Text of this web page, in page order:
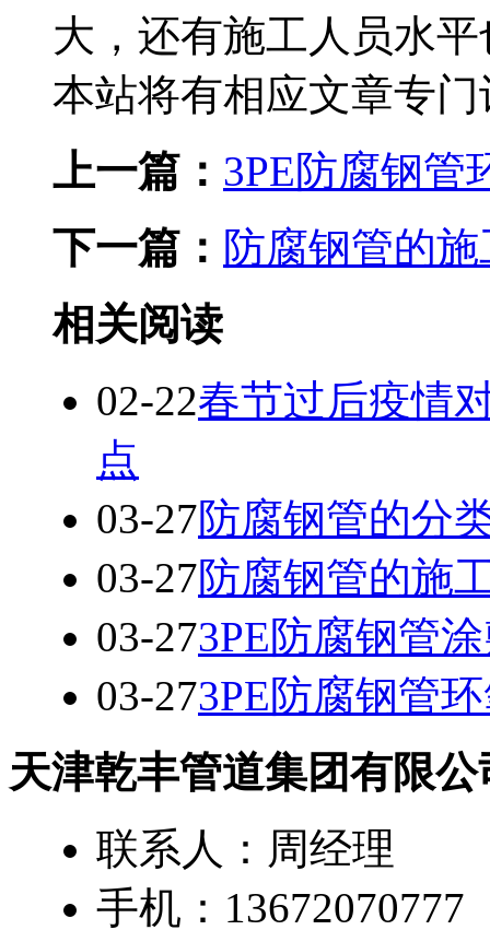
大，还有施工人员水
本站将有相应文章专
上一篇： 3PE防腐钢管
下一篇： 防腐钢管的
相关阅读
02-22春节过后疫情
点
03-27防腐钢管的分
03-27防腐钢管的施
03-273PE防腐钢管
03-273PE防腐钢管
天津乾丰管道集团有限公
联系人：周经理
手机：13672070777